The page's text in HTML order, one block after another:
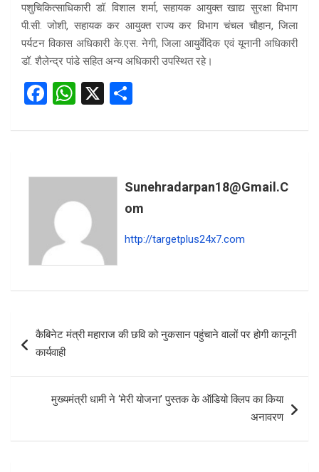
पशुचिकित्साधिकारी डॉ. विशाल शर्मा, सहायक आयुक्त खाद्य सुरक्षा विभाग
पी.सी. जोशी, सहायक कर आयुक्त राज्य कर विभाग चंचल चौहान, जिला
पर्यटन विकास अधिकारी के.एस. नेगी, जिला आयुर्वेदिक एवं यूनानी अधिकारी
डॉ. शैलेन्द्र पांडे सहित अन्य अधिकारी उपस्थित रहे।
F
ce
o
o
k
W
at
A
p
p
X
ar
Sunehradarpan18@gmail.c
Om
http://targetplus24x7.com
navigation
कैबिनेट मंत्री महाराज की छवि को नुकसान पहुंचाने वालों पर होगी कानूनी
कार्यवाही
मुख्यमंत्री धामी ने ‘मेरी योजना’ पुस्तक के ऑडियो क्लिप का किया
अनावरण